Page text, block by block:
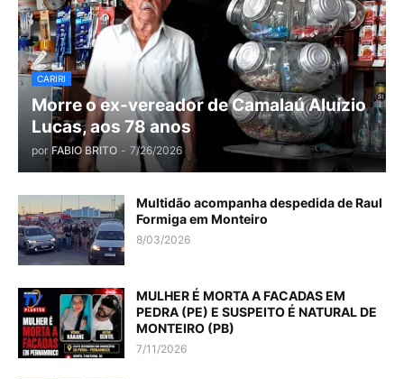
CARIRI
Morre o ex-vereador de Camalaú Aluízio
Lucas, aos 78 anos
por FABIO BRITO - 7/26/2026
Multidão acompanha despedida de Raul
Formiga em Monteiro
8/03/2026
MULHER É MORTA A FACADAS EM
PEDRA (PE) E SUSPEITO É NATURAL DE
MONTEIRO (PB)
7/11/2026